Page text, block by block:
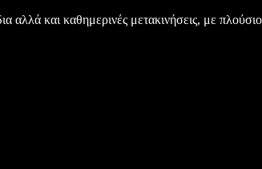
αλλά και καθημερινές μετακινήσεις, με